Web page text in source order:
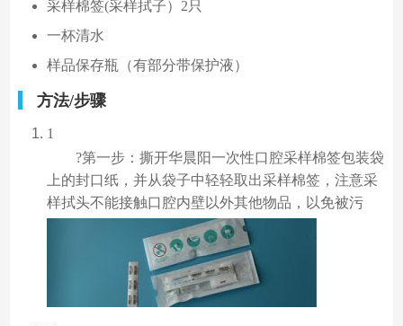
采样棉签(采样拭子）2只
一杯清水
样品保存瓶（有部分带保护液）
方法/步骤
1
?第一步：撕开华晨阳一次性口腔采样棉签包装袋
上的封口纸，并从袋子中轻轻取出采样棉签，注意采
样拭头不能接触口腔内壁以外其他物品，以免被污